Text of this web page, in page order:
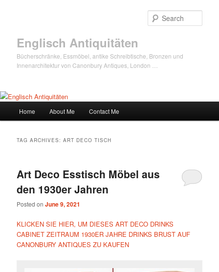
Englisch Antiquitäten
Bücherschränke, Essmöbel, antike Schreibtische, Bronzen und
Innenarchitektur von Canonbury Antiques, London …
Skip
content
Skip
content
Home About Me Contact Me
TAG ARCHIVES:ART DECO TISCH
Art Deco Esstisch Möbel aus
den 1930er Jahren
Posted onJune 9, 2021
KLICKEN SIE HIER, UM DIESES ART DECO DRINKS
CABINET ZEITRAUM 1930ER JAHRE DRINKS BRUST AUF
CANONBURY ANTIQUES ZU KAUFEN